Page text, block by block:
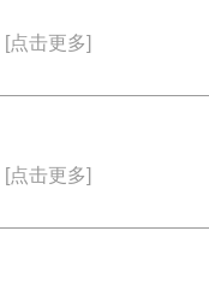
[点击更多]
[点击更多]